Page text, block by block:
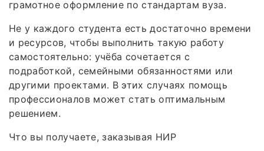
грамотное оформление по стандартам вуза.
Не у каждого студента есть достаточно времени
и ресурсов, чтобы выполнить такую работу
самостоятельно: учёба сочетается с
подработкой, семейными обязанностями или
другими проектами. В этих случаях помощь
профессионалов может стать оптимальным
решением.
Что вы получаете, заказывая НИР